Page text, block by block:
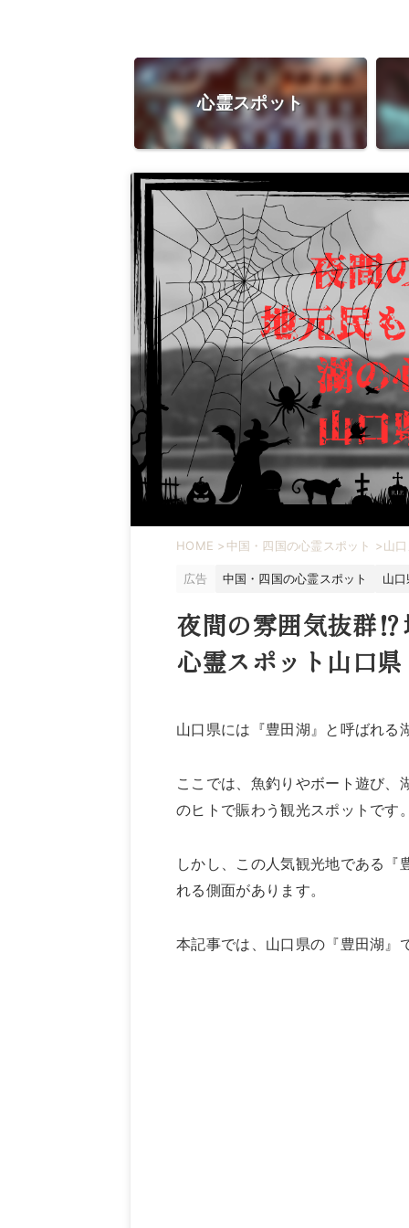
心霊スポット
HOME > 中国・四国の心霊スポット >山
広告 中国・四国の心霊スポット 山
夜間の雰囲気抜群⁉
心霊スポット山口
山口県には『豊田湖』と呼ばれる
ここでは、魚釣りやボート遊び
のヒトで賑わう観光スポットです
しかし、この人気観光地である
れる側面があります。
本記事では、山口県の『豊田湖』